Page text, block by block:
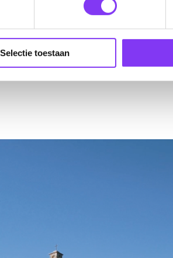
Selectie toestaan